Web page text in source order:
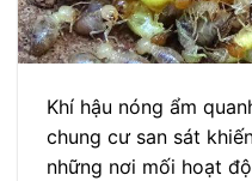
Khí hậu nóng ẩm
chung cư san sát
những nơi mối hoạt